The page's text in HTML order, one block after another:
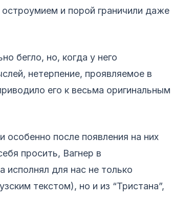
и порой граничили даже
бегло, но, когда у него
нетерпение, проявляемое в
его к весьма оригинальным
особенно после появления на них
просить, Вагнер в
исполнял для нас не только
текстом), но и из “Тристана”,